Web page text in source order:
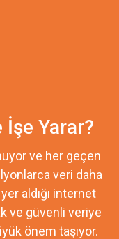
İşe Yarar?
ve her geçen
veri daha
aldığı internet
ve güvenli veriye
önem taşıyor.